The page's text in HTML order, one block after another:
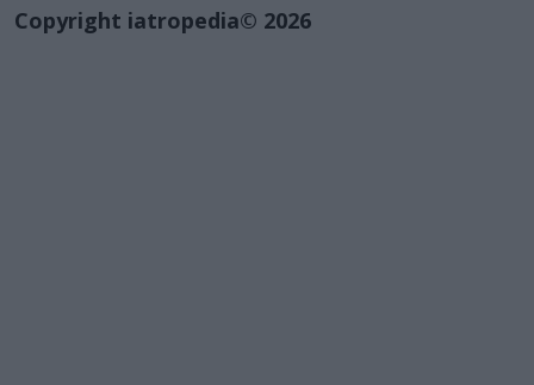
Copyright iatropedia© 2026